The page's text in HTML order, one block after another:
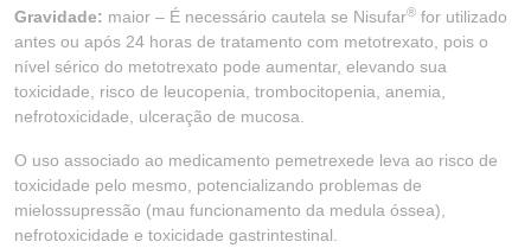
Gravidade: maior – É necessário cautela se Nisufar® for utilizado
antes ou após 24 horas de tratamento com metotrexato, pois o
nível sérico do metotrexato pode aumentar, elevando sua
toxicidade, risco de leucopenia, trombocitopenia, anemia,
nefrotoxicidade, ulceração de mucosa.
O uso associado ao medicamento pemetrexede leva ao risco de
toxicidade pelo mesmo, potencializando problemas de
mielossupressão (mau funcionamento da medula óssea),
nefrotoxicidade e toxicidade gastrintestinal.